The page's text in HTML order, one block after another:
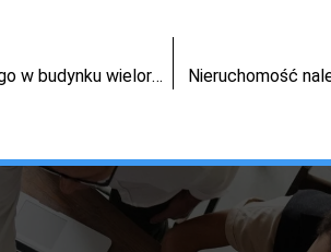
prawo własności lokalu mieszkalnego nr 8B, położonego w budynku wielorodzinnym w miejscowości Nowe, przy ul. Fabrycznej 1 Nieruchomość